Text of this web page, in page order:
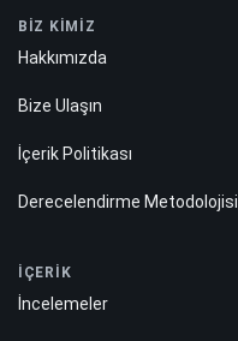
BİZ KİMİZ
Hakkımızda
Bize Ulaşın
İçerik Politikası
Derecelendirme Metodolojisi
İÇERİK
İncelemeler